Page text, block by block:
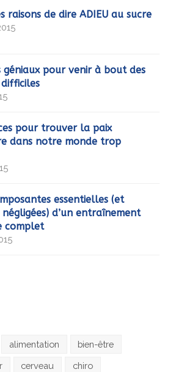
raisons de dire ADIEU au sucre
géniaux pour venir à bout des
pour trouver la paix
dans notre monde trop
essentielles (et
d’un entraînement
complet
alimentation bien-être
cerveau chiro